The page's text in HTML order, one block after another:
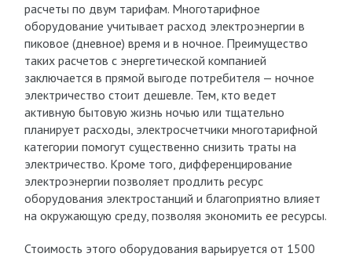
расчеты по двум тарифам. Многотарифное
оборудование учитывает расход электроэнергии в
пиковое (дневное) время и в ночное. Преимущество
таких расчетов с энергетической компанией
заключается в прямой выгоде потребителя — ночное
электричество стоит дешевле. Тем, кто ведет
активную бытовую жизнь ночью или тщательно
планирует расходы, электросчетчики многотарифной
категории помогут существенно снизить траты на
электричество. Кроме того, дифференцирование
электроэнергии позволяет продлить ресурс
оборудования электростанций и благоприятно влияет
на окружающую среду, позволяя экономить ее ресурсы.
Стоимость этого оборудования варьируется от 1500